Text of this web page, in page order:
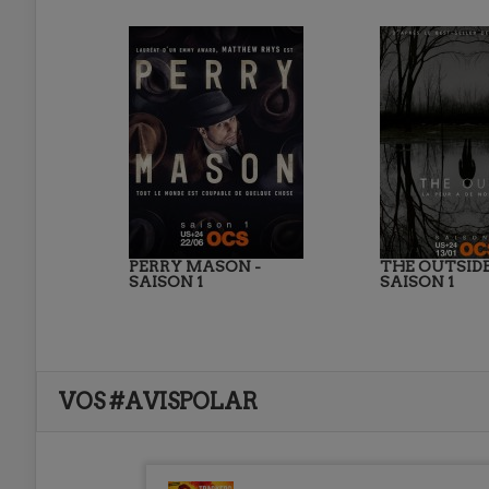
PERRY MASON -
SAISON 1
THE
SAISON 1
VOS #AVISPOLAR